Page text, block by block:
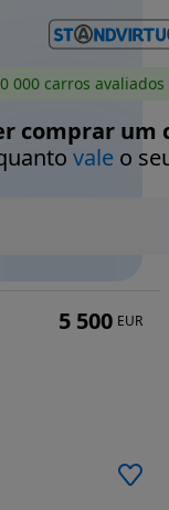
000 carros
comprar um
valeo
5 500 EUR